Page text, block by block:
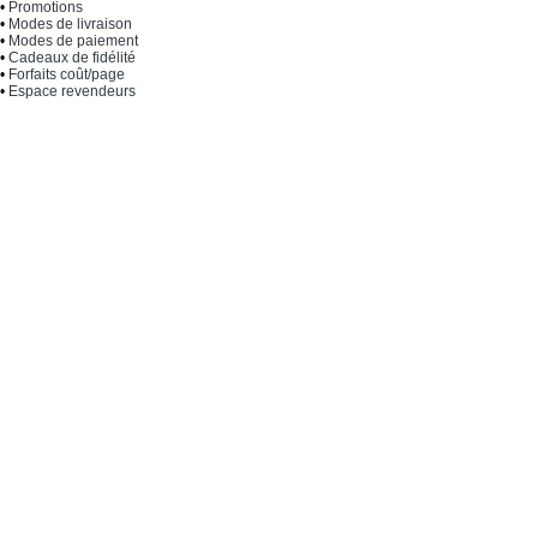
• Promotions
• Modes de livraison
• Modes de paiement
• Cadeaux de fidélité
• Forfaits coût/page
• Espace revendeurs